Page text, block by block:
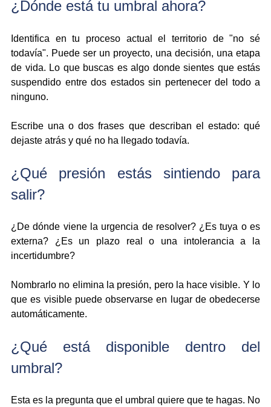
¿Dónde está tu umbral ahora?
Identifica en tu proceso actual el territorio de "no sé
todavía". Puede ser un proyecto, una decisión, una etapa
de vida. Lo que buscas es algo donde sientes que estás
suspendido entre dos estados sin pertenecer del todo a
ninguno.
Escribe una o dos frases que describan el estado: qué
dejaste atrás y qué no ha llegado todavía.
¿Qué presión estás sintiendo para
salir?
¿De dónde viene la urgencia de resolver? ¿Es tuya o es
externa? ¿Es un plazo real o una intolerancia a la
incertidumbre?
Nombrarlo no elimina la presión, pero la hace visible. Y lo
que es visible puede observarse en lugar de obedecerse
automáticamente.
¿Qué está disponible dentro del
umbral?
Esta es la pregunta que el umbral quiere que te hagas. No